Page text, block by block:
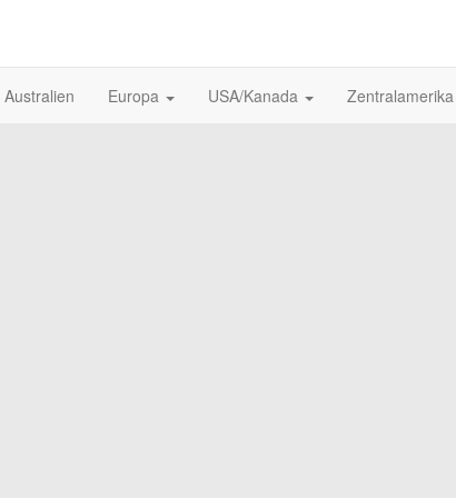
Australien Europa USA/Kanada Zentralamerika